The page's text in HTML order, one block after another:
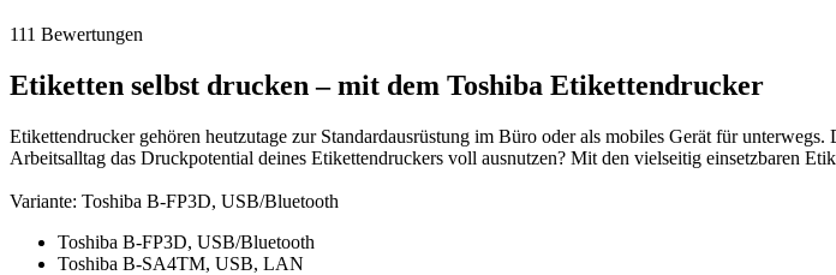
111 Bewertungen
Etiketten selbst drucken – mit dem Toshiba Etikettendrucker
Etikettendrucker gehören heutzutage zur Standardausrüstung im Büro oder als mobiles Gerät für
Arbeitsalltag das Druckpotential deines Etikettendruckers voll ausnutzen? Mit den vielseitig einsetzbaren
Variante: Toshiba B-FP3D, USB/Bluetooth
Toshiba B-FP3D, USB/Bluetooth
Toshiba B-SA4TM, USB, LAN